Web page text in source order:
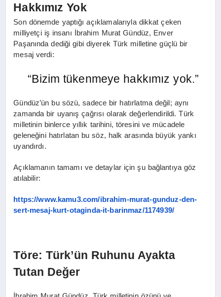
Hakkımız Yok
Son dönemde yaptığı açıklamalarıyla dikkat çeken
milliyetçi iş insanı İbrahim Murat Gündüz, Enver
Paşanında dediği gibi diyerek Türk milletine güçlü bir
mesaj verdi:
“Bizim tükenmeye hakkımız yok.”
Gündüz’ün bu sözü, sadece bir hatırlatma değil; aynı
zamanda bir uyanış çağrısı olarak değerlendirildi. Türk
milletinin binlerce yıllık tarihini, töresini ve mücadele
geleneğini hatırlatan bu söz, halk arasında büyük yankı
uyandırdı.
Açıklamanın tamamı ve detaylar için şu bağlantıya göz
atılabilir:
https://www.kamu3.com/ibrahim-murat-gunduz-den-
sert-mesaj-kurt-otaginda-it-barinmaz/1174939/
Töre: Türk’ün Ruhunu Ayakta
Tutan Değer